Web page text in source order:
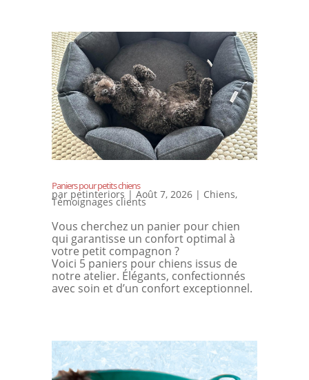
Paniers pour petits chiens
par petinteriors | Août 7, 2026| Chiens,
Témoignages clients
Vous cherchez un panier pour chien
qui garantisse un confort optimal à
votre petit compagnon ?
Voici 5 paniers pour chiens issus de
notre atelier. Élégants, confectionnés
avec soin et d’un confort exceptionnel.